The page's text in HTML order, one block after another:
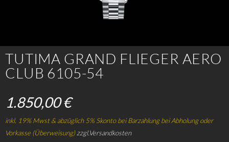
TUTIMA GRAND FLIEGER AERO
CLUB 6105-54
1.850,00 €
inkl. 19% Mwst & abzüglich 5% Skonto bei Barzahlung bei Abholung oder
Vorkasse (Überweisung)zzgl.Versandkosten